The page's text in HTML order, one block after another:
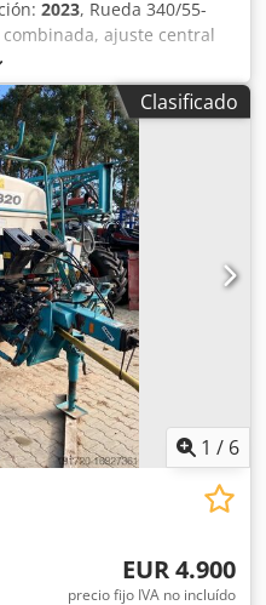
2023, Rueda 340/55-
ajuste central
de arado STU 40, reja
corte Ø 500 dentado, 1
para iluminación / Dodpfx
Clasificado
1 / 6
EUR 4.900
precio fijo IVA no incluído